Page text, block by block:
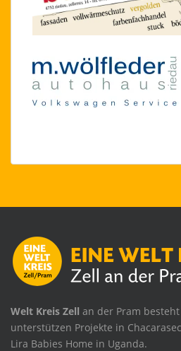
Welt Kreis Zell an der Pram
unterstützen Projekte in
Lira Babies Home in Uganda.